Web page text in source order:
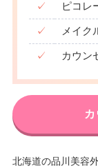
✓ ピコレ
✓ メイク
✓ カウン
北海道の品川美容